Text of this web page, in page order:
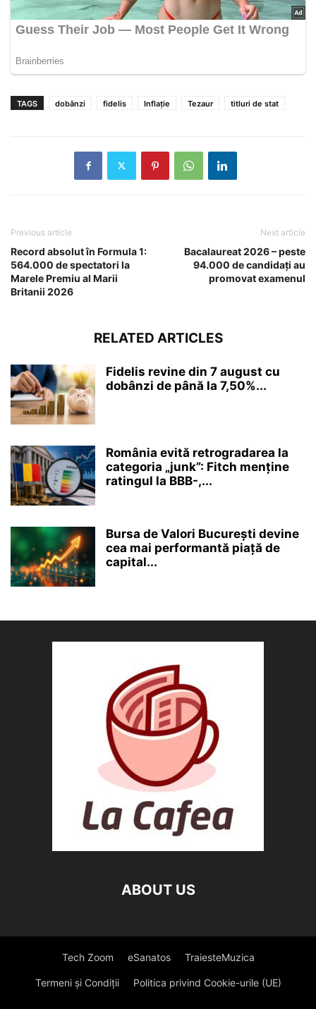
TAGS dobânzi fidelis Inflație Tezaur titluri de stat
Previous article
Record absolut în Formula 1:
564.000 de spectatori la
Marele Premiu al Marii
Britanii 2026
Next article
Bacalaureat 2026 – peste
94.000 de candidați au
promovat examenul
RELATED ARTICLES
Fidelis revine din 7 august cu
dobânzi de până la 7,50%...
România evită retrogradarea la
categoria „junk”: Fitch menține
ratingul la BBB-,...
Bursa de Valori București devine
cea mai performantă piață de
capital...
ABOUT US
Tech Zoom eSanatos TraiesteMuzica
Termeni și Condiții Politica privind Cookie-urile (UE)